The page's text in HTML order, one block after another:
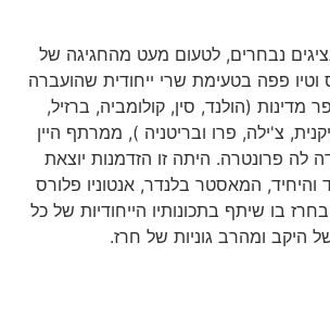
נבחרים, לטעום מעט מהחגיגה של
פפה בטעימת שרי ייחודית שהועברה
(הולנד, סין, קולומביה, ברזיל,
צ'ילה, פרו ובריטניה ), ממרתף היין
פרונטרה. היתה זו הזדמנות יוצאת
המאסטר בלנדר, אנטוניו פלורס
בו שיתף בתכונותיו הייחודיות של כל
ומהרב גוניות של חרז.